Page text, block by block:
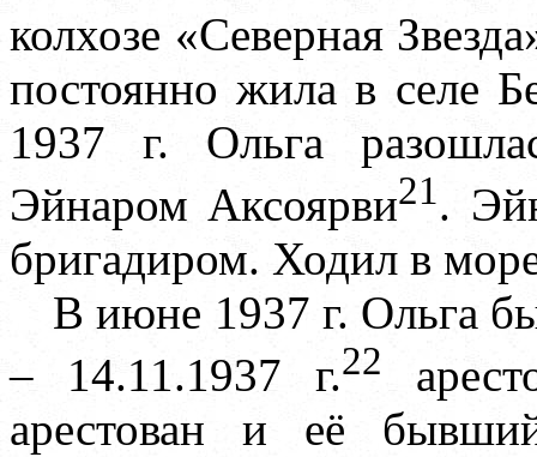
колхозе «Северная
постоянно жила в селе
1937 г. Ольга
Эйнаром Аксоярви21.
бригадиром. Ходил в
В июне 1937 г. Ольга
– 14.11.1937 г.22
арестован и её